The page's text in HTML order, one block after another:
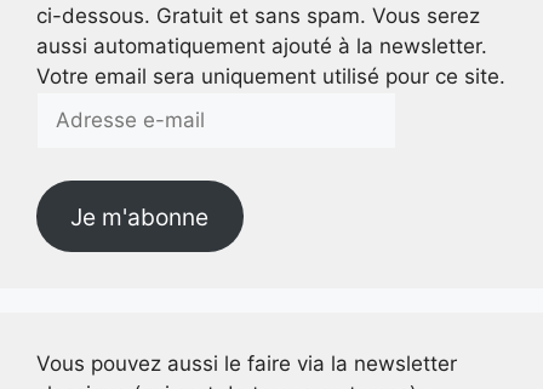
ci-dessous. Gratuit et sans spam. Vous serez
aussi automatiquement ajouté à la newsletter.
Votre email sera uniquement utilisé pour ce site.
Adresse
Je m'abonne
Vous pouvez aussi le faire via la newsletter